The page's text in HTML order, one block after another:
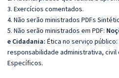
3. Exercícios comentados.
4. Não serão ministrados PDFs
5. Não serão ministrados em PDF:
e Cidadania: Ética no serviço
responsabilidade administrativa, civil
Específicos.